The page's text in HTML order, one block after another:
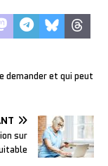
demander et qui peut
sur